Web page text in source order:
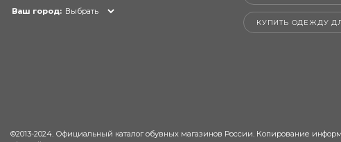
Ваш город: Выбрать
КУПИТЬ ОДЕЖДУ
©2013-2024. Официальный каталог обувных магазинов России. Копирование